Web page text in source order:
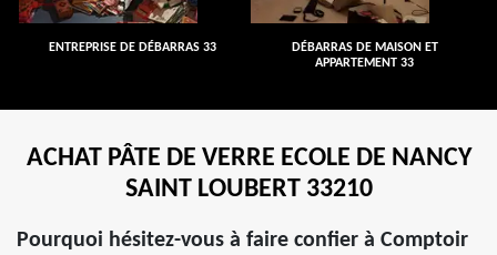
ENTREPRISE DE DÉBARRAS 33
DÉBARRAS DE MAISON ET
APPARTEMENT 33
ACHAT PÂTE DE VERRE ECOLE DE NANCY
SAINT LOUBERT 33210
Pourquoi hésitez-vous à faire confier à Comptoir